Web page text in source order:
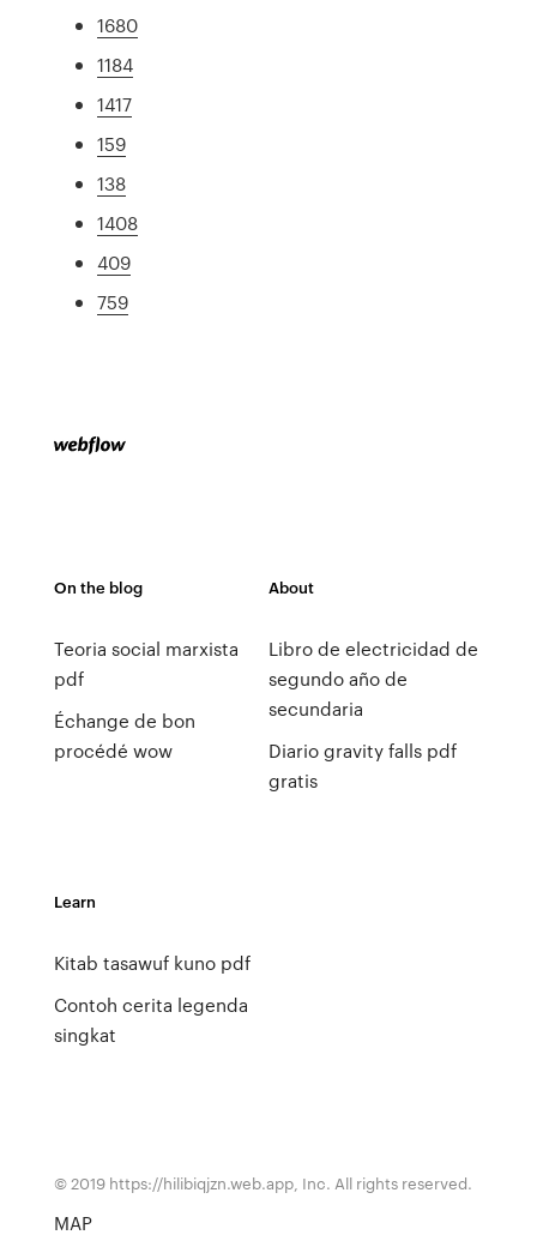
1680
1184
1417
159
138
1408
409
759
On the blog
Teoria social marxista
pdf
Échange de bon
procédé wow
About
Libro de electricidad de
segundo año de
secundaria
Diario gravity falls pdf
gratis
Learn
Kitab tasawuf kuno pdf
Contoh cerita legenda
singkat
© 2019 https://hilibiqjzn.web.app, Inc. All rights reserved.
MAP